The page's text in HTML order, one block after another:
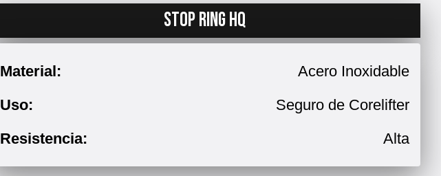
STOP RING HQ
Material:
Acero Inoxidable
Uso:
Seguro de Corelifter
Resistencia:
Alta